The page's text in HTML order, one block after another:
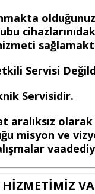
Servisi
Servisidir.
aralıksız
misyon ve
HİZMETİMİZ